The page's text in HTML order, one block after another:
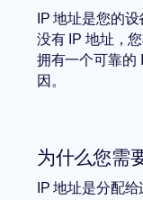
IP 地址是您的
没有 IP 地址，
拥有一个可靠的
因。
为什么您需
IP 地址是分配